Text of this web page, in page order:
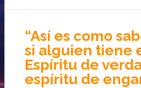
“Así es como
si alguien tiene
Espíritu de
espíritu de